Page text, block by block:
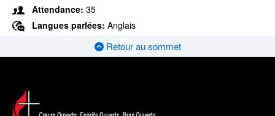
Attendance: 35
Langues parlées: Anglais
Retour au sommet